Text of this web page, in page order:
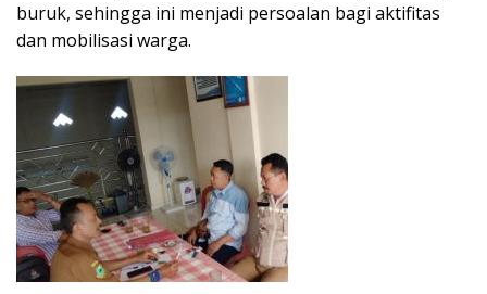
buruk, sehingga ini menjadi persoalan bagi aktifitas
dan mobilisasi warga.